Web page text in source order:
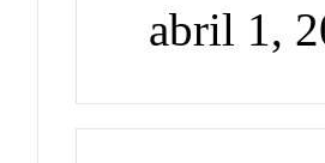
abril 1,